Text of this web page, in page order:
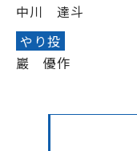
中川 達斗
やり投
巖 優作